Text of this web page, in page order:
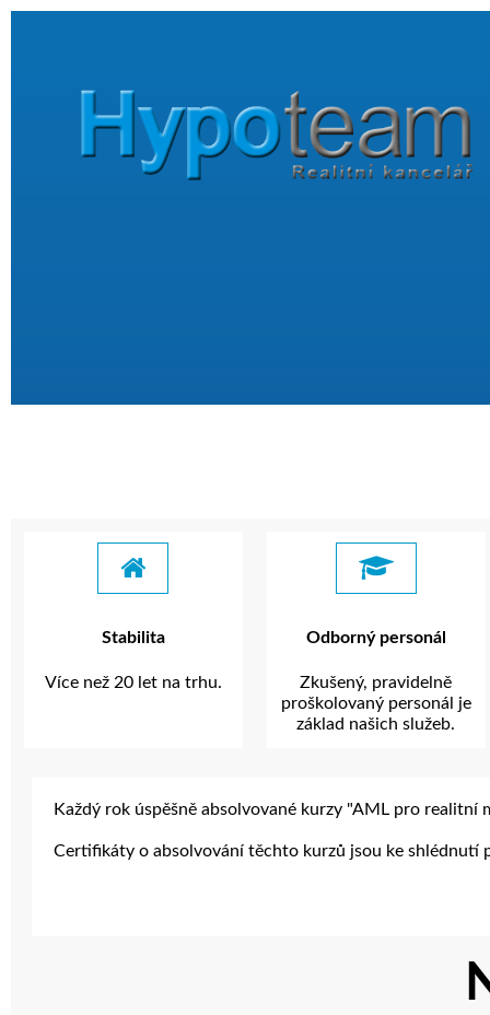
Stabilita
Více než 20 let na trhu.
Odborný personál
Zkušený, pravidelně
proškolovaný personál je
základ našich služeb.
Každý rok úspěšně absolvované kurzy "AML pro realitní
Certifikáty o absolvování těchto kurzů jsou ke shlédnutí